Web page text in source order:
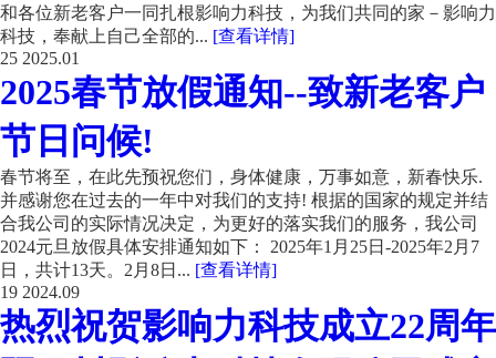
和各位新老客户一同扎根影响力科技，为我们共同的家－影响力
科技，奉献上自己全部的... [查看详情]
25 2025.01
2025春节放假通知--致新老客户
节日问候!
春节将至，在此先预祝您们，身体健康，万事如意，新春快乐.
并感谢您在过去的一年中对我们的支持! 根据的国家的规定并结
合我公司的实际情况决定，为更好的落实我们的服务，我公司
2024元旦放假具体安排通知如下： 2025年1月25日-2025年2月7
日，共计13天。2月8日... [查看详情]
19 2024.09
热烈祝贺影响力科技成立22周年